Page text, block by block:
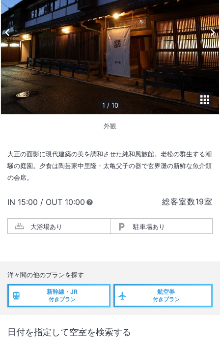
1 / 10
外観
大正の面影に現代建築の美を調和させた純和風旅館。老松の群生する潮
騒の庭園。夕食は陶芸家中里隆・太亀父子の器で玄界灘の新鮮な魚介類
の会席。
総客室数19室
IN チェックイン
15:00 / OUT チェックアウト
10:00
大浴場あり 駐車場あり
洋々閣の他のプランを探す
新幹線・JR
付きプラン
航空券
付きプラン
日付を指定して空室を検索する